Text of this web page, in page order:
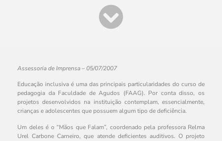
Assessoria de Imprensa – 05/07/2007
Educação inclusiva é uma das principais particularidades do curso de
pedagogia da Faculdade de Agudos (FAAG). Por conta disso, os
projetos desenvolvidos na instituição contemplam, essencialmente,
crianças e adolescentes que possuem algum tipo de deficiência.
Um deles é o “Mãos que Falam”, coordenado pela professora Relma
Urel Carbone Carneiro, que atende deficientes auditivos. O projeto